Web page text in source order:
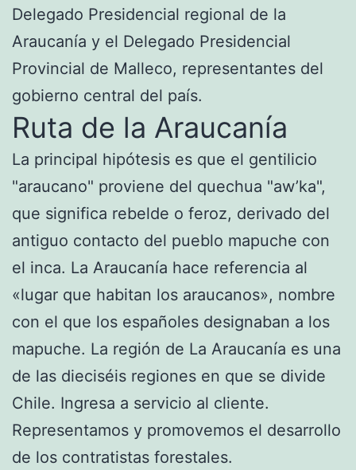
Delegado Presidencial regional de la
Araucanía y el Delegado Presidencial
Provincial de Malleco, representantes del
gobierno central del país.
Ruta de la Araucanía
La principal hipótesis es que el gentilicio
"araucano" proviene del quechua "aw’ka",
que significa rebelde o feroz, derivado del
antiguo contacto del pueblo mapuche con
el inca. La Araucanía hace referencia al
«lugar que habitan los araucanos», nombre
con el que los españoles designaban a los
mapuche. La región de La Araucanía​ es una
de las dieciséis regiones en que se divide
Chile. Ingresa a servicio al cliente.
Representamos y promovemos el desarrollo
de los contratistas forestales.